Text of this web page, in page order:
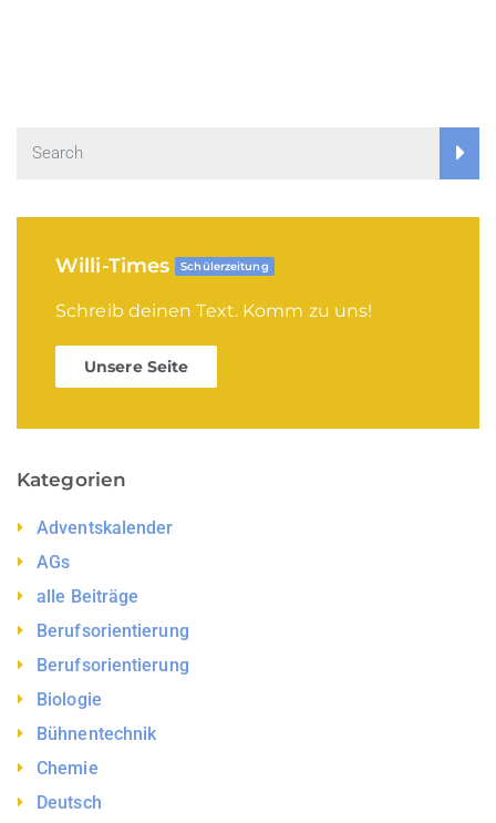
Willi-Times Schülerzeitung
Schreib deinen Text. Komm zu uns!
Unsere Seite
Kategorien
Adventskalender
AGs
alle Beiträge
Berufsorientierung
Berufsorientierung
Biologie
Bühnentechnik
Chemie
Deutsch